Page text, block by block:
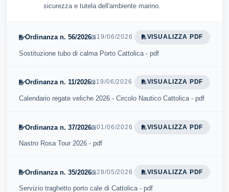
sicurezza e tutela dell'ambiente marino.
Ordinanza n. 56/2026 19/06/2026 VISUALIZZA PDF
Sostituzione tubo di calma Porto Cattolica - pdf
Ordinanza n. 11/2026 19/06/2026 VISUALIZZA PDF
Calendario regate veliche 2026 - Circolo Nautico Cattolica - pdf
Ordinanza n. 37/2026 01/06/2026 VISUALIZZA PDF
Nastro Rosa Tour 2026 - pdf
Ordinanza n. 35/2026 28/05/2026 VISUALIZZA PDF
Servizio traghetto porto cale di Cattolica - pdf